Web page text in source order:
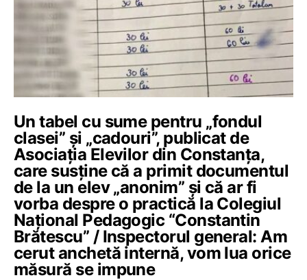
Un tabel cu sume pentru „fondul
clasei” și „cadouri”, publicat de
Asociația Elevilor din Constanța,
care susține că a primit documentul
de la un elev „anonim” și că ar fi
vorba despre o practică la Colegiul
Național Pedagogic “Constantin
Brătescu” / Inspectorul general: Am
cerut anchetă internă, vom lua orice
măsură se impune